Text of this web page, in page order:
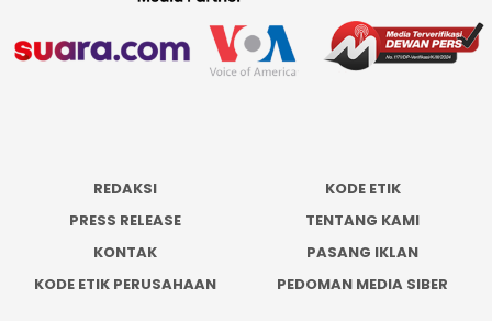
REDAKSI
KODE ETIK
PRESS RELEASE
TENTANG KAMI
KONTAK
PASANG IKLAN
KODE ETIK PERUSAHAAN
PEDOMAN MEDIA SIBER